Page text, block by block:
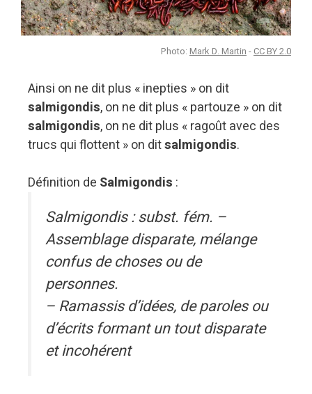
Photo: Mark D. Martin - CC BY 2.0
Ainsi on ne dit plus « inepties » on dit
salmigondis, on ne dit plus « partouze » on dit
salmigondis, on ne dit plus « ragoût avec des
trucs qui flottent » on ditsalmigondis.
Définition de Salmigondis :
Salmigondis : subst. fém. –
Assemblage disparate, mélange
confus de choses ou de
personnes.
– Ramassis d’idées, de paroles ou
d’écrits formant un tout disparate
et incohérent